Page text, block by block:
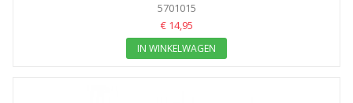
5701015
€ 14,95
IN WINKELWAGEN